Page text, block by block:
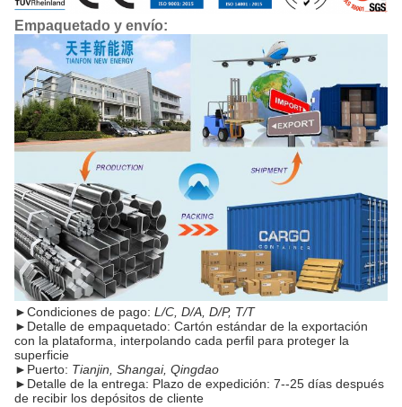
Empaquetado y envío:
►Condiciones de pago: L/C, D/A, D/P, T/T
► Detalle de empaquetado: Cartón estándar de la exportación
con la plataforma, interpolando cada perfil para proteger la
superficie
► Puerto: Tianjin, Shangai, Qingdao
► Detalle de la entrega: Plazo de expedición: 7--25 días después
de recibir los depósitos de cliente